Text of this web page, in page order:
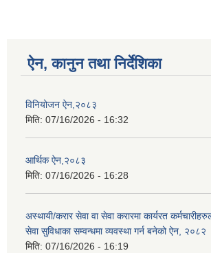
ऐन, कानुन तथा निर्देशिका
विनियोजन ऐन,२०८३
मिति: 07/16/2026 - 16:32
आर्थिक ऐन,२०८३
मिति: 07/16/2026 - 16:28
अस्थायी/करार सेवा वा सेवा करारमा कार्यरत
सेवा सुविधाका सम्वन्धमा व्यवस्था गर्न बनेको ऐन, २०८२
मिति: 07/16/2026 - 16:19